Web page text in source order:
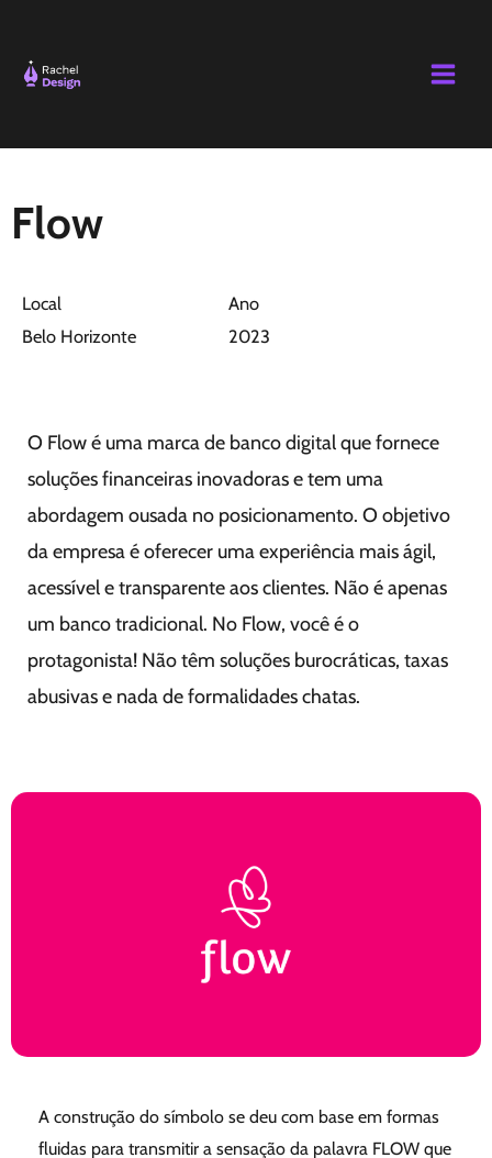
Flow
Local
Belo Horizonte
Ano
2023
O Flow é uma marca de banco digital que fornece
soluções financeiras inovadoras e tem uma
abordagem ousada no posicionamento. O objetivo
da empresa é oferecer uma experiência mais ágil,
acessível e transparente aos clientes. Não é apenas
um banco tradicional. No Flow, você é o
protagonista! Não têm soluções burocráticas, taxas
abusivas e nada de formalidades chatas.
A construção do símbolo se deu com base em formas
fluidas para transmitir a sensação da palavra FLOW que